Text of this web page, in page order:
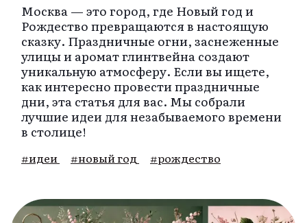
Москва — это город, где Новый год и
Рождество превращаются в настоящую
сказку. Праздничные огни, заснеженные
улицы и аромат глинтвейна создают
уникальную атмосферу. Если вы ищете,
как интересно провести праздничные
дни, эта статья для вас. Мы собрали
лучшие идеи для незабываемого времени
в столице!
#идеи #новый год #рождество